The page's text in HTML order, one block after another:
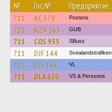
№ Гос.№ Предприятие
711 AC 579 Postens
711 NZX 363 GUB
711 COS 955 SBuss
711 DJF 144 Svealandstrafiken
711 DJF 144 VL
711 DLA 620 VS & Perssons